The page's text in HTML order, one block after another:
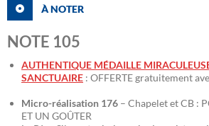
À NOTER
NOTE 105
AUTHENTIQUE MÉDAILLE
SANCTUAIRE : OFFERTE gratuitement
Micro-réalisation 176 – Chapelet et CB :
ET UN GOÛTER